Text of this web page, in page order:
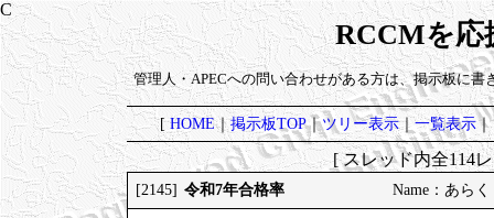
RCCMを応
管理人・APECへの問い合わせがある方は、掲示板に書
[HOME｜掲示板TOP｜ツリー表示｜一覧表示｜
[ スレッド内全114
[2145] 令和7年合格率 Name：あら